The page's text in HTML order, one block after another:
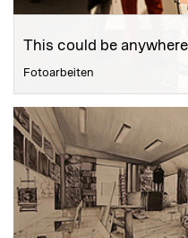
This could be anywhere
Fotoarbeiten